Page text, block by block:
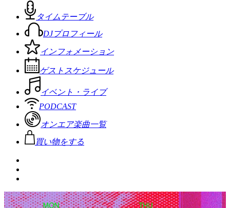
タイムテーブル
DJプロフィール
インフォメーション
ゲストスケジュール
イベント・ライブ
PODCAST
オンエア楽曲一覧
買い物をする